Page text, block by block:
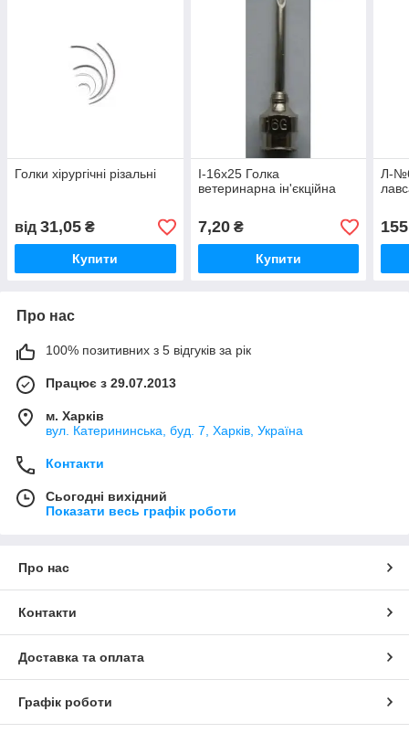
Голки хірургічні різальні
від 31,05 ₴
Купити
І-16х25 Голка
ветеринарна ін'єкційна
7,20₴
Купити
Л-№6
155
Про нас
100% позитивних з 5 відгуків за рік
Працює з 29.07.2013
м. Харків
вул. Катерининська, буд. 7, Харків, Україна
Контакти
Сьогодні вихідний
Показати весь графік роботи
Про нас
Контакти
Доставка та оплата
Графік роботи